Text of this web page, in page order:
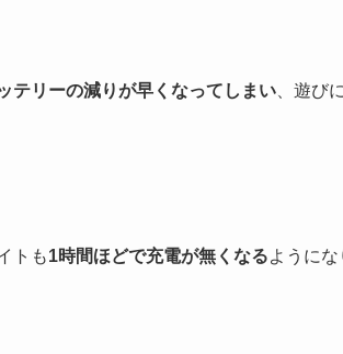
テリーの減りが早くなってしまい 、遊び
トも1時間ほどで充電が無くなるように